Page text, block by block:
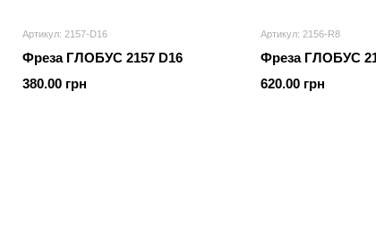
Артикул: 2157-D16
Фреза ГЛОБУС 2157 D16
380.00 грн
Артикул: 2156-R8
Фреза ГЛОБУС
620.00 грн